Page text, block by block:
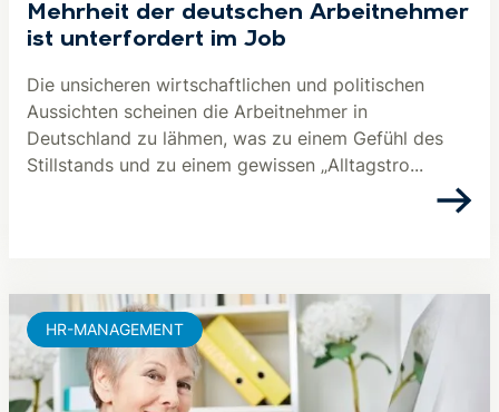
Mehrheit der deutschen Arbeitnehmer
ist unterfordert im Job
Die unsicheren wirtschaftlichen und politischen
Aussichten scheinen die Arbeitnehmer in
Deutschland zu lähmen, was zu einem Gefühl des
Stillstands und zu einem gewissen „Alltagstro...
HR-MANAGEMENT